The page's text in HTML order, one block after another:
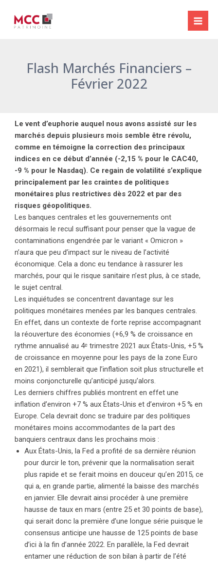
contenu
Flash Marchés Financiers –
Février 2022
Le vent d’euphorie auquel nous avons assisté sur les
marchés depuis plusieurs mois semble être révolu,
comme en témoigne la correction des principaux
indices en ce début d’année (-2,15 % pour le CAC40,
-9 % pour le Nasdaq). Ce regain de volatilité s’explique
principalement par les craintes de politiques
monétaires plus restrictives dès 2022 et par des
risques géopolitiques.
Les banques centrales et les gouvernements ont
désormais le recul suffisant pour penser que la vague de
contaminations engendrée par le variant « Omicron »
n’aura que peu d’impact sur le niveau de l’activité
économique. Cela a donc eu tendance à rassurer les
marchés, pour qui le risque sanitaire n’est plus, à ce stade,
le sujet central.
Les inquiétudes se concentrent davantage sur les
politiques monétaires menées par les banques centrales.
En effet, dans un contexte de forte reprise accompagnant
la réouverture des économies (+6,9 % de croissance en
rythme annualisé au 4ᵉ trimestre 2021 aux États-Unis, +5 %
de croissance en moyenne pour les pays de la zone Euro
en 2021), il semblerait que l’inflation soit plus structurelle et
moins conjoncturelle qu’anticipé jusqu’alors.
Les derniers chiffres publiés montrent en effet une
inflation d’environ +7 % aux États-Unis et d’environ +5 % en
Europe. Cela devrait donc se traduire par des politiques
monétaires moins accommodantes de la part des
banquiers centraux dans les prochains mois :
Aux États-Unis, la Fed a profité de sa dernière réunion
pour durcir le ton, prévenir que la normalisation serait
plus rapide et se ferait moins en douceur qu’en 2015, ce
qui a, en grande partie, alimenté la baisse des marchés
en janvier. Elle devrait ainsi procéder à une première
hausse de taux en mars (entre 25 et 30 points de base),
qui serait donc la première d’une longue série puisque le
consensus anticipe une hausse de 125 points de base
d’ici à la fin d’année 2022. En parallèle, la Fed devrait
entamer une réduction de son bilan à partir de l’été
des
articles